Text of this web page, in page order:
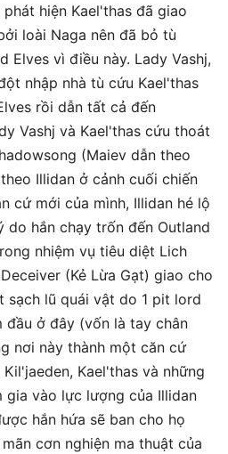
hiện Kael'thas đã giao
loài Naga nên đã bỏ tù
Elves vì điều này. Lady Vashj,
nhập nhà tù cứu Kael'thas
rồi dẫn tất cả đến
Vashj và Kael'thas cứu thoát
(Maiev dẫn theo
Illidan ở cảnh cuối chiến
cứ mới của mình, Illidan hé lộ
do hắn chạy trốn đến Outland
nhiệm vụ tiêu diệt Lich
(Kẻ Lừa Gạt) giao cho
sạch lũ quái vật do 1 pit lord
đầu ở đây (vốn là tay chân
nơi này thành một căn cứ
Kael'thas và những
gia vào lực lượng của Illidan
hắn hứa sẽ ban cho họ
cơn nghiện ma thuật của